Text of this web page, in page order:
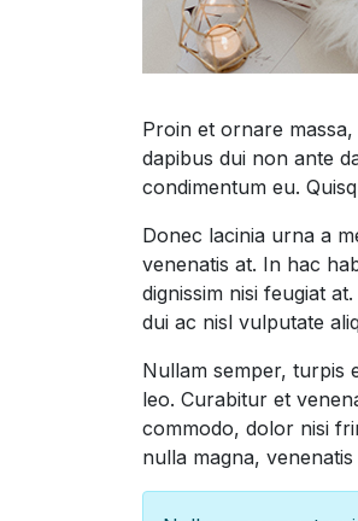
Proin et ornare
dapibus dui non ante
condimentum eu.
Donec lacinia urna a
venenatis at. In hac
dignissim nisi feugiat
dui ac nisl vulputate
Nullam semper, turpis
leo. Curabitur et
commodo, dolor nisi
nulla magna,